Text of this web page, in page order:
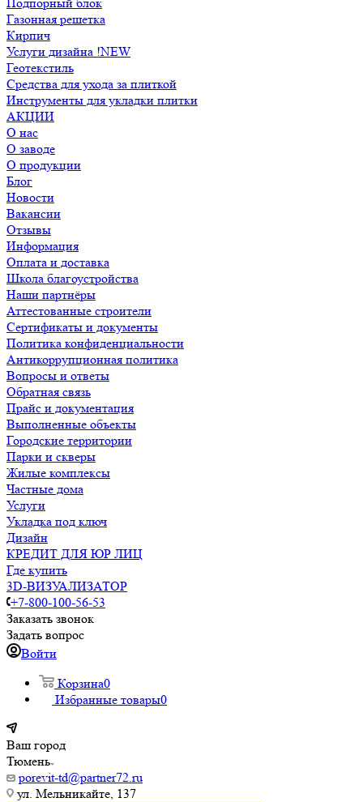
Газонная решетка
Кирпич
Услуги дизайна !NEW
Геотекстиль
Средства для ухода за плиткой
Инструменты для укладки плитки
АКЦИИ
О нас
О заводе
О продукции
Блог
Новости
Вакансии
Отзывы
Информация
Оплата и доставка
Школа благоустройства
Наши партнёры
Аттестованные строители
Сертификаты и документы
Политика конфиденциальности
Антикоррупционная политика
Вопросы и ответы
Обратная связь
Прайс и документация
Выполненные объекты
Городские территории
Парки и скверы
Жилые комплексы
Частные дома
Услуги
Укладка под ключ
Дизайн
КРЕДИТ ДЛЯ ЮР ЛИЦ
Где купить
3D-ВИЗУАЛИЗАТОР
+7-800-100-56-53
Заказать звонок
Задать вопрос
Войти
Корзина0
Избранные товары0
Ваш город
Тюмень
porevit-td@partner72.ru
ул. Мельникайте, 137